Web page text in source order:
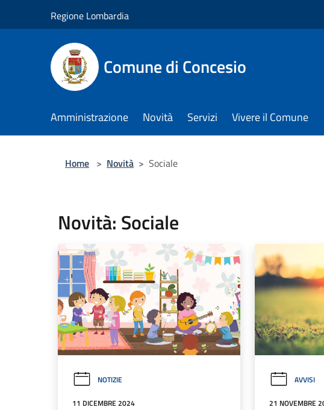
Regione Lombardia
Comune di Concesio
Amministrazione Novità Servizi Vivere il Comune
Home > Novità > Sociale
Novità: Sociale
NOTIZIE
11 DICEMBRE 2024
AVVISI
21 NOVEMBRE